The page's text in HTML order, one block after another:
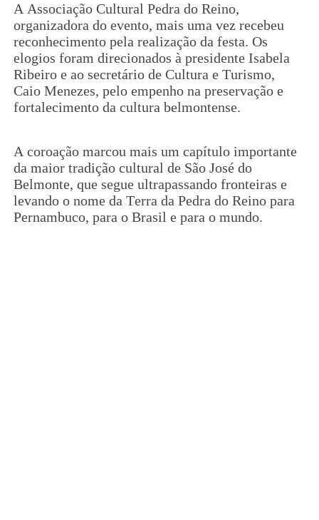
A Associação Cultural Pedra do Reino,
organizadora do evento, mais uma vez recebeu
reconhecimento pela realização da festa. Os
elogios foram direcionados à presidente Isabela
Ribeiro e ao secretário de Cultura e Turismo,
Caio Menezes, pelo empenho na preservação e
fortalecimento da cultura belmontense.
A coroação marcou mais um capítulo importante
da maior tradição cultural de São José do
Belmonte, que segue ultrapassando fronteiras e
levando o nome da Terra da Pedra do Reino para
Pernambuco, para o Brasil e para o mundo.